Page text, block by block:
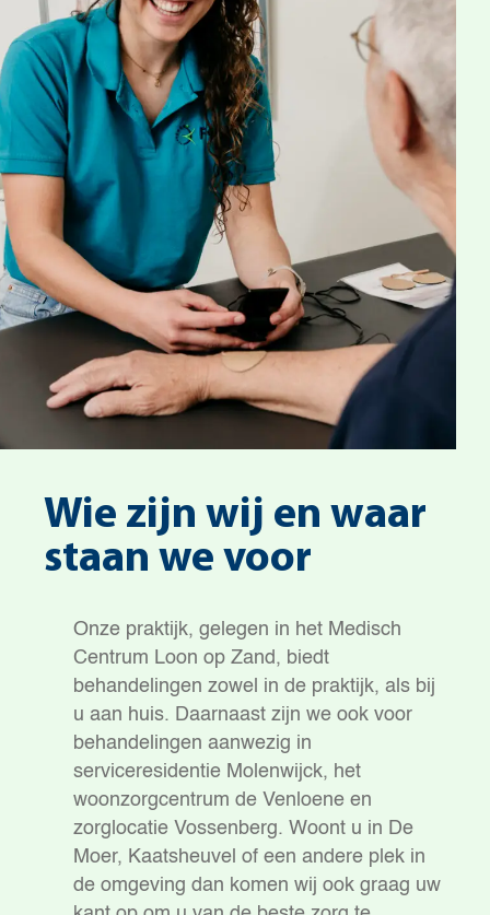
Wie zijn wij en waar
staan we voor
Onze praktijk, gelegen in het Medisch
Centrum Loon op Zand, biedt
behandelingen zowel in de praktijk, als bij
u aan huis. Daarnaast zijn we ook voor
behandelingen aanwezig in
serviceresidentie Molenwijck, het
woonzorgcentrum de Venloene en
zorglocatie Vossenberg. Woont u in De
Moer, Kaatsheuvel of een andere plek in
de omgeving dan komen wij ook graag uw